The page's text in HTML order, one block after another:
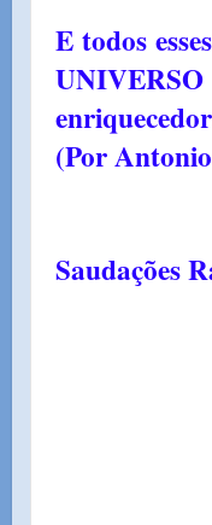
E todos
(Por
Saudações